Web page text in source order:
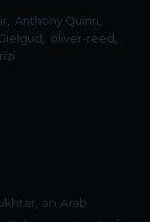
Anthony Quinn
oliver-reed
an Arab